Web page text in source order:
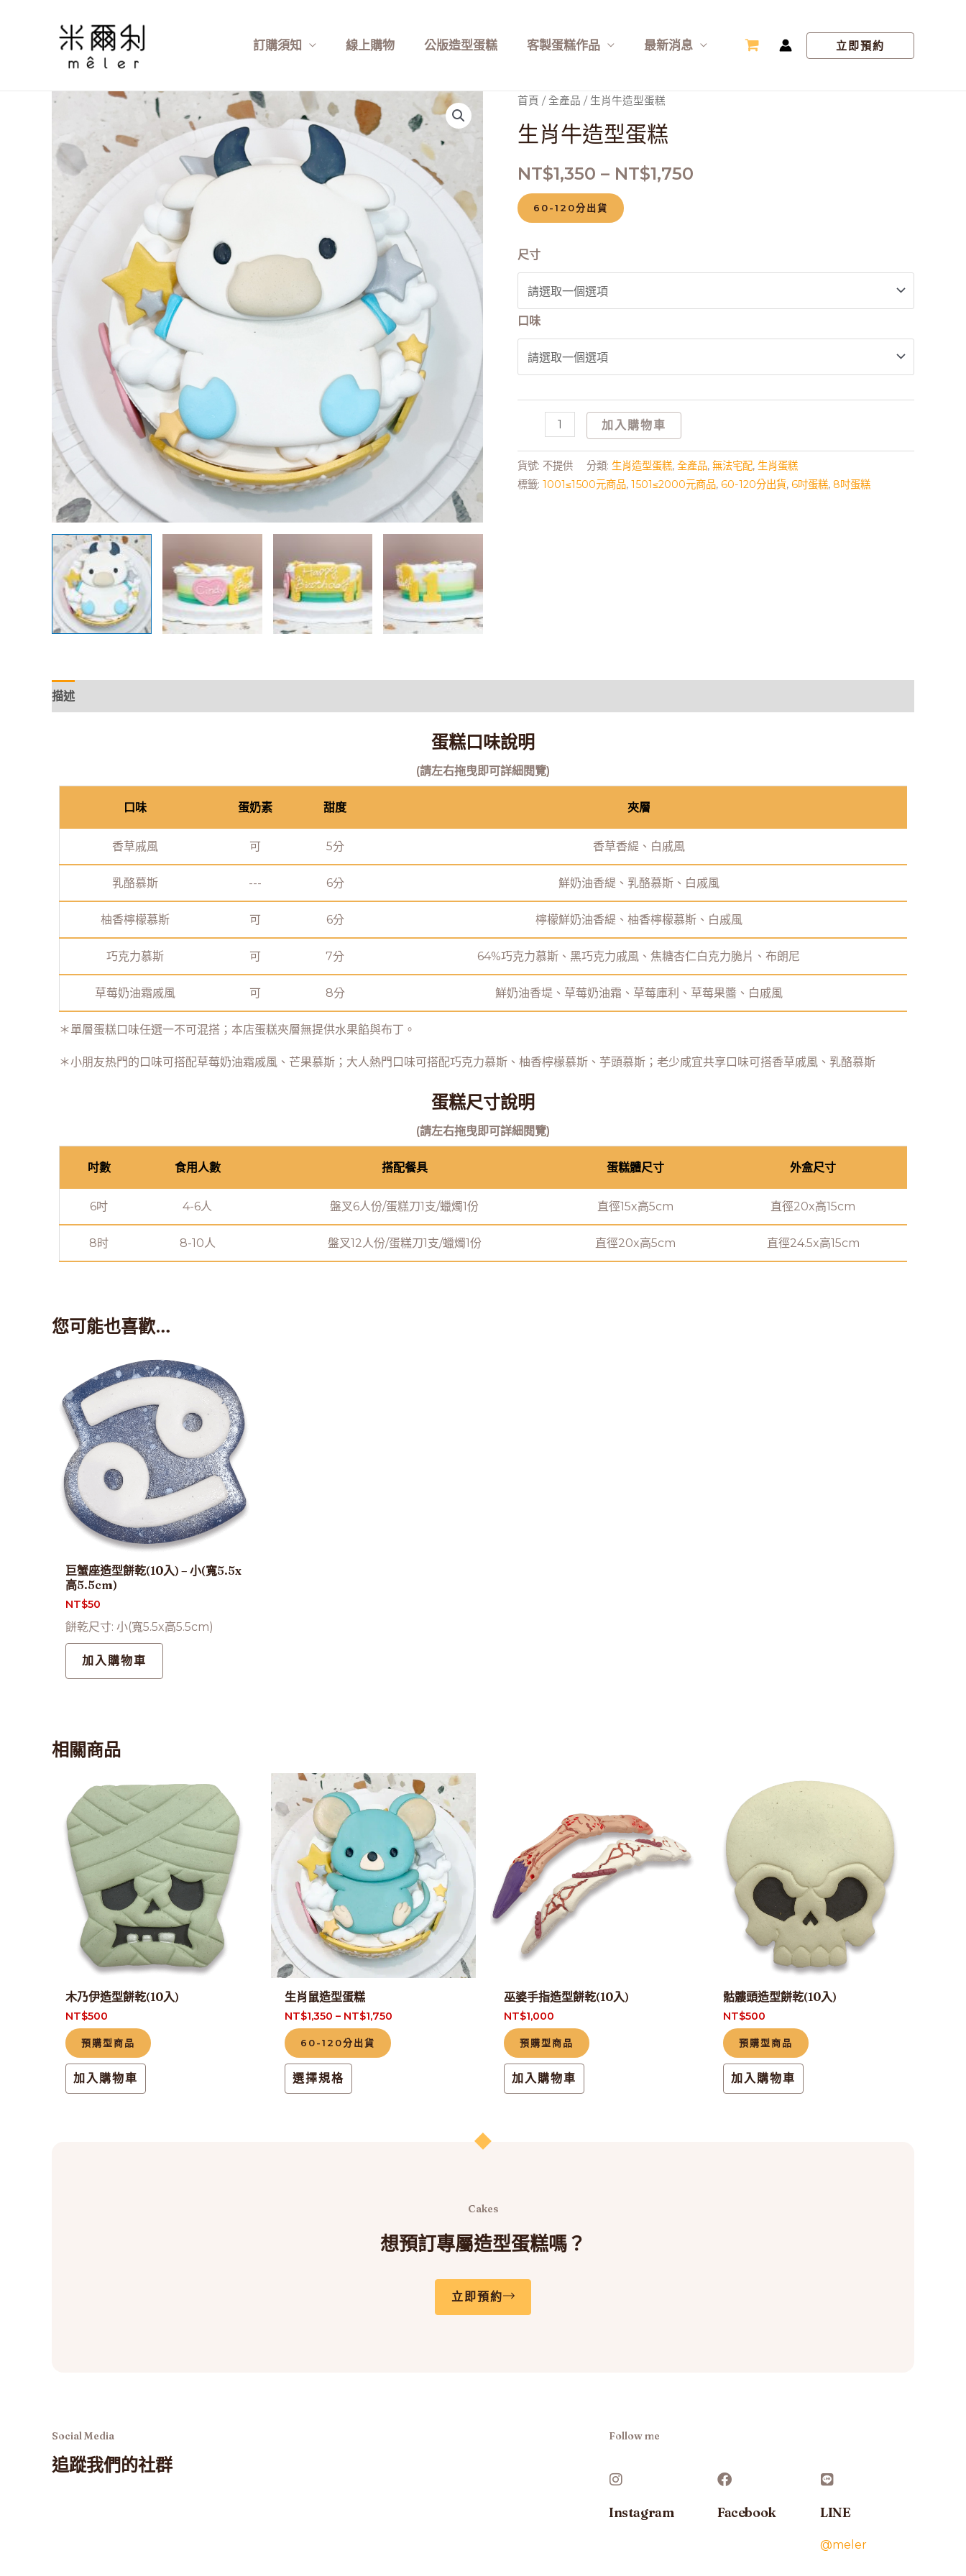
訂購須知 線上購物 公版造型蛋糕 客製蛋糕作品 最新消息 立即預約
首頁 /全產品 / 生肖牛造型蛋糕
生肖牛造型蛋糕
NT$1,350 – NT$1,750
60-120分出貨
尺寸
口味
生
肖
牛
型
蛋
糕
數
加入購物車
貨號: 不提供 分類: 生肖造型蛋糕, 全產品, 無法宅配, 生肖蛋糕
標籤: 1001≤1500元商品, 1501≤2000元商品, 60-120分出貨, 6吋蛋糕, 8吋蛋糕
描述
蛋糕口味說明
(請左右拖曳即可詳細閱覽)
口味 蛋奶素 甜度 夾層
香草戚風 可 5分 香草香緹、白戚風
乳酪慕斯 --- 6分 鮮奶油香緹、乳酪慕斯、白戚風
柚香檸檬慕斯 可 6分 檸檬鮮奶油香緹、柚香檸檬慕斯、白戚風
巧克力慕斯 可 7分 64%巧克力慕斯、黑巧克力戚風、焦糖杏仁白克力脆片、布朗尼
草莓奶油霜戚風 可 8分 鮮奶油香堤、草莓奶油霜、草莓庫利、草莓果醬、白戚風
＊單層蛋糕口味任選一不可混搭；本店蛋糕夾層無提供水果餡與布丁。
＊小朋友热門的口味可搭配草莓奶油霜戚風、芒果慕斯；大人熱門口味可搭配巧克力慕斯、柚香檸檬慕斯、芋頭慕斯；老少咸宜共享口味可搭香草戚風、乳酪慕斯
蛋糕尺寸說明
(請左右拖曳即可詳細閱覽)
吋數 食用人數 搭配餐具 蛋糕體尺寸 外盒尺寸
6吋 4-6人 盤叉6人份/蛋糕刀1支/蠟燭1份 直徑15x高5cm 直徑20x高15cm
8时 8-10人 盤叉12人份/蛋糕刀1支/蠟燭1份 直徑20x高5cm 直徑24.5x高15cm
您可能也喜歡…
巨蟹座造型餅乾(10入) – 小(寬5.5x
高5.5cm)
NT$50
餅乾尺寸: 小(寬5.5x高5.5cm)
加入購物車
相關商品
木乃伊造型餅乾(10入)
NT$500
預購型商品
加入購物車
生肖鼠造型蛋糕
NT$1,350 – NT$1,750
60-120分出貨
選擇規格
此
產
有
多
種
式。
可
在
產
品
頁
擇
巫婆手指造型餅乾(10入)
NT$1,000
預購型商品
加入購物車
骷髏頭造型餅乾(10入)
NT$500
預購型商品
加入購物車
Cakes
想預訂專屬造型蛋糕嗎？
立即預約
Social Media
追蹤我們的社群
Follow me
Instagram Facebook LINE
@meler